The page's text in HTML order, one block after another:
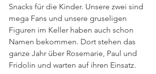
Snacks für die Kinder. Unsere zwei sind
mega Fans und unsere gruseligen
Figuren im Keller haben auch schon
Namen bekommen. Dort stehen das
ganze Jahr über Rosemarie, Paul und
Fridolin und warten auf ihren Einsatz.